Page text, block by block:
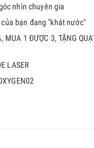
nhìn chuyên gia
bạn đang "khát nước"
MUA 1 ĐƯỢC 3, TẶNG
LASER